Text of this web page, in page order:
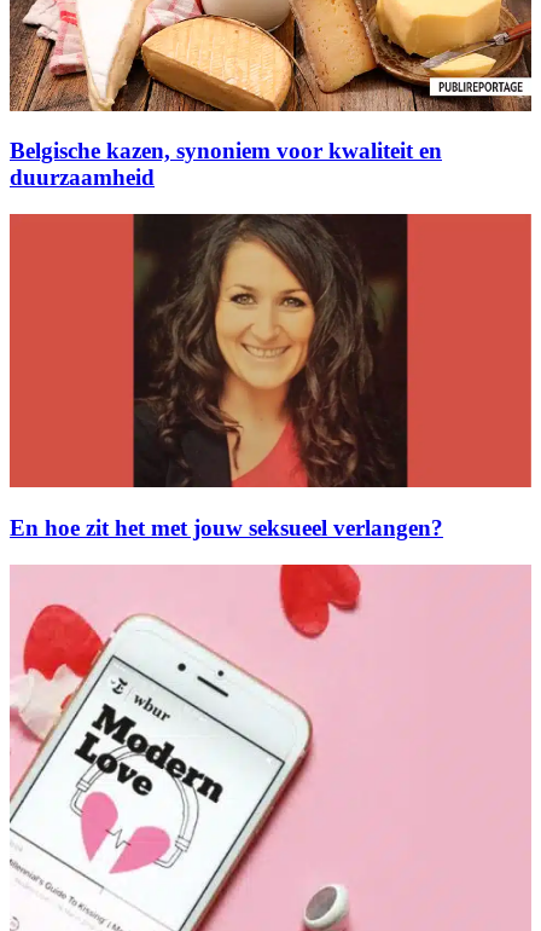
Belgische kazen, synoniem voor kwaliteit en
duurzaamheid
En hoe zit het met jouw seksueel verlangen?